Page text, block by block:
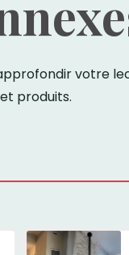
votre
produits.